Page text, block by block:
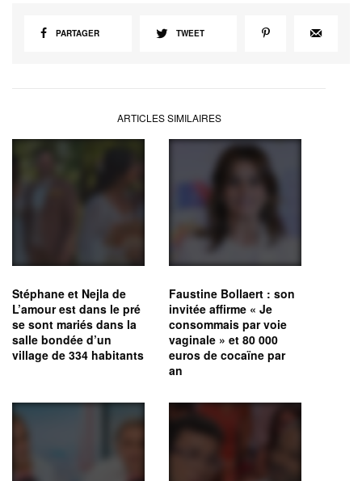
PARTAGER TWEET
ARTICLES SIMILAIRES
Stéphane et Nejla de
L’amour est dans le pré
se sont mariés dans la
salle bondée d’un
village de 334 habitants
Faustine Bollaert : son
invitée affirme « Je
consommais par voie
vaginale » et 80 000
euros de cocaïne par
an